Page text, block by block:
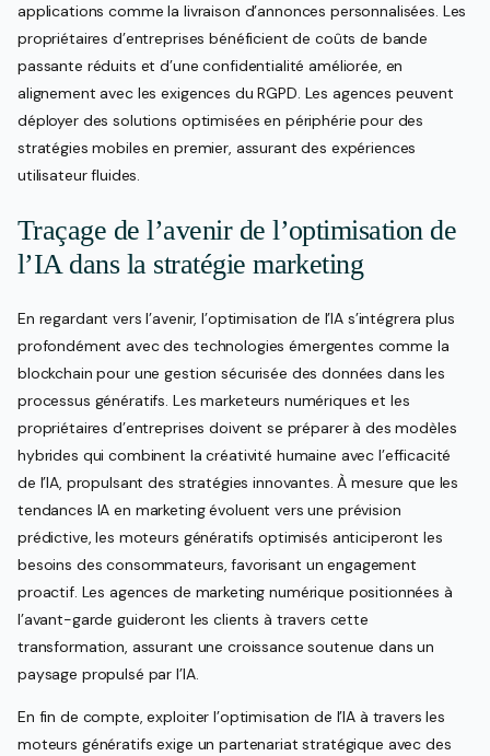
applications comme la livraison d’annonces personnalisées. Les
propriétaires d’entreprises bénéficient de coûts de bande
passante réduits et d’une confidentialité améliorée, en
alignement avec les exigences du RGPD. Les agences peuvent
déployer des solutions optimisées en périphérie pour des
stratégies mobiles en premier, assurant des expériences
utilisateur fluides.
Traçage de l’avenir de l’optimisation de
l’IA dans la stratégie marketing
En regardant vers l’avenir, l’optimisation de l’IA s’intégrera plus
profondément avec des technologies émergentes comme la
blockchain pour une gestion sécurisée des données dans les
processus génératifs. Les marketeurs numériques et les
propriétaires d’entreprises doivent se préparer à des modèles
hybrides qui combinent la créativité humaine avec l’efficacité
de l’IA, propulsant des stratégies innovantes. À mesure que les
tendances IA en marketing évoluent vers une prévision
prédictive, les moteurs génératifs optimisés anticiperont les
besoins des consommateurs, favorisant un engagement
proactif. Les agences de marketing numérique positionnées à
l’avant-garde guideront les clients à travers cette
transformation, assurant une croissance soutenue dans un
paysage propulsé par l’IA.
En fin de compte, exploiter l’optimisation de l’IA à travers les
moteurs génératifs exige un partenariat stratégique avec des